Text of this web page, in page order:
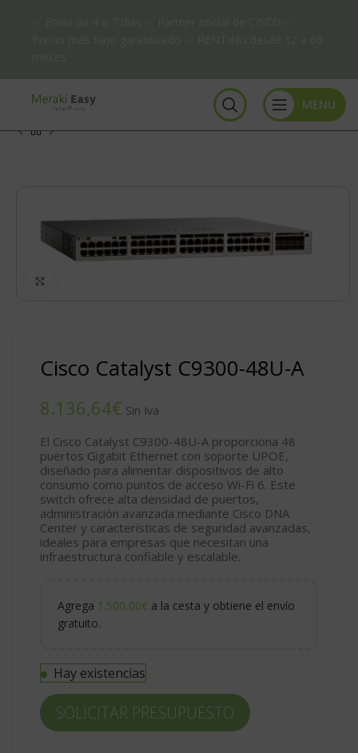
MENU
Cisco Catalyst C9300-48U-A
€
El Cisco Catalyst C9300-48U-A proporciona 48
puertos Gigabit Ethernet con soporte UPOE,
diseñado para alimentar dispositivos de alto
consumo como puntos de acceso Wi-Fi 6. Este
switch ofrece alta densidad de puertos,
administración avanzada mediante Cisco DNA
Center y características de seguridad avanzadas,
ideales para empresas que necesitan una
infraestructura confiable y escalable.
Agrega 1.500,00€ a la cesta y obtiene el envío
gratuito.
Hay existencias
SOLICITAR PRESUPUESTO